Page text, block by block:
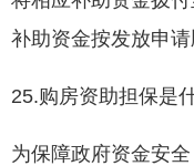
补助资金按发放申请
25.购房资助担保是
为保障政府资金安